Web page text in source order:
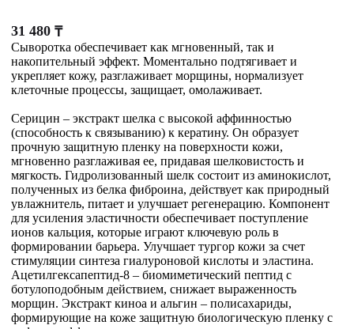
31 480 ₸
Сыворотка обеспечивает как мгновенный, так и
накопительный эффект. Моментально подтягивает и
укрепляет кожу, разглаживает морщины, нормализует
клеточные процессы, защищает, омолаживает.
Серицин – экстракт шелка с высокой аффинностью
(способность к связыванию) к кератину. Он образует
прочную защитную пленку на поверхности кожи,
мгновенно разглаживая ее, придавая шелковистость и
мягкость. Гидролизованный шелк состоит из аминокислот,
полученных из белка фиброина, действует как природный
увлажнитель, питает и улучшает регенерацию. Компонент
для усиления эластичности обеспечивает поступление
ионов кальция, которые играют ключевую роль в
формировании барьера. Улучшает тургор кожи за счет
стимуляции синтеза гиалуроновой кислоты и эластина.
Ацетилгексапептид-8 – биомиметический пептид с
ботулоподобным действием, снижает выраженность
морщин. Экстракт киноа и альгин – полисахариды,
формирующие на коже защитную биологическую пленку с